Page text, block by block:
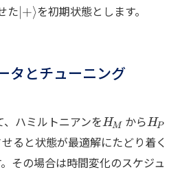
た\ket{+}
+⟩を初期状態とします。
タとチューニング
、ハミルトニアンをH_M
HM から H_P
HP
ると状態が最適解にたどり着く
その場合は時間変化のスケジュ